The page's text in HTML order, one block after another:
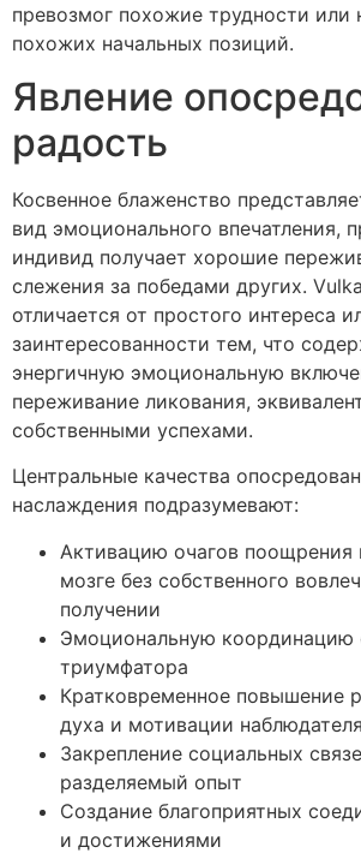
превозмог похожие трудности или
похожих начальных позиций.
Явление
радость
Косвенное блаженство
вид эмоционального впечатления,
индивид получает хорошие
слежения за победами других.
отличается от простого интереса
заинтересованности тем, что
энергичную эмоциональную
переживание ликования,
собственными успехами.
Центральные качества
наслаждения подразумевают:
Активацию очагов поощрения
мозге без собственного
получении
Эмоциональную
триумфатора
Кратковременное повышение
духа и мотивации наблюдателя
Закрепление социальных
разделяемый опыт
Создание благоприятных
и достижениями